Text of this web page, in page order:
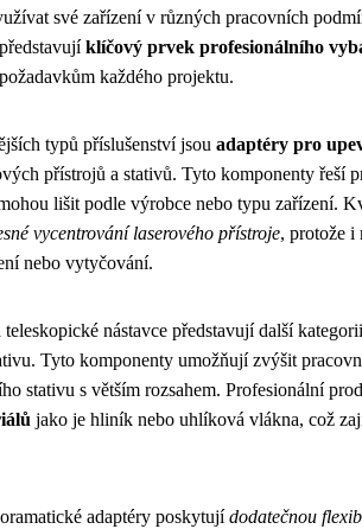
své zařízení v různých pracovních
klíčový prvek profesionálního
každého projektu.
typů příslušenství jsou adaptéry pro
přístrojů a stativů. Tyto komponenty řeší
lišit podle výrobce nebo typu zařízení.
vycentrování laserového přístroje, protože i
nebo vytyčování.
nástavce představují další
Tyto komponenty umožňují zvýšit
stativu s větším rozsahem. Profesionální
jako je hliník nebo uhlíková vlákna, což
adaptéry poskytujídodatečnou